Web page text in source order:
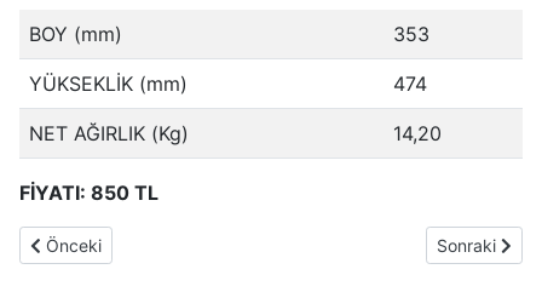
BOY (mm) 353
YÜKSEKLİK (mm) 474
NET AĞIRLIK (Kg) 14,20
FİYATI: 850 TL
Önceki makale: ikinci el yemek taşıma kabı sağlam en ucuzu
Önceki Sonraki
Sonraki